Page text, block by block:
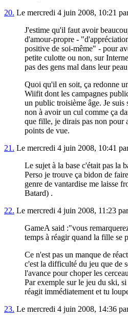
20. Le mercredi 4 juin 2008, 10:21
J'estime qu'il faut avoir
d'amour-propre -
positive de soi-même" - pour
petite culotte ou non, sur
pas des gens mal dans leur
Quoi qu'il en soit, ça redonne
Wiifit dont les campagnes
un public troisième âge. Je suis
non à avoir un cul comme ça
que fille, je dirais pas non pour
points de vue.
21. Le mercredi 4 juin 2008, 10:41
Le sujet à la base c'était pas la
Perso je trouve ça bidon de
genre de vantardise me laisse
Batard) .
22. Le mercredi 4 juin 2008, 11:23
GameA said :"vous
temps à réagir quand la fille se
Ce n'est pas un manque de
c'est la difficulté du jeu que de
l'avance pour choper les
Par exemple sur le jeu du ski,
réagit immédiatement et tu
23. Le mercredi 4 juin 2008, 14:36